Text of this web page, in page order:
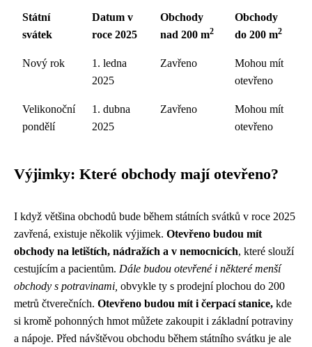
Státní
svátek
Datum v
roce 2025
Obchody
nad 200 m2
Obchody
do 200 m2
Nový rok
1. ledna
2025
Zavřeno
Mohou mít
otevřeno
Velikonoční
pondělí
1. dubna
2025
Zavřeno
Mohou mít
otevřeno
Výjimky: Které obchody mají otevřeno?
I když většina obchodů bude během státních svátků v roce 2025
zavřená, existuje několik výjimek. Otevřeno budou mít
obchody na letištích, nádražích a v nemocnicích, které slouží
cestujícím a pacientům. Dále budou otevřené i některé menší
obchody s potravinami, obvykle ty s prodejní plochou do 200
metrů čtverečních. Otevřeno budou mít i čerpací stanice, kde
si kromě pohonných hmot můžete zakoupit i základní potraviny
a nápoje. Před návštěvou obchodu během státního svátku je ale